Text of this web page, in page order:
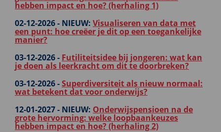
hebben impact en hoe? (herhaling 1)
02-12-2026 - NIEUW: Visualiseren van data met
een punt: hoe creëer je dit op een toegankelijke
manier?
03-12-2026 - Futiliteitsidee bij jongeren: wat kan
je doen als leerkracht om dit te doorbreken?
03-12-2026 -Superdiversiteit als nieuw normaal:
wat betekent dat voor onderwijs?
12-01-2027 - NIEUW: Onderwijspensioen na de
grote hervorming: welke loopbaankeuzes
hebben impact en hoe? (herhaling 2)